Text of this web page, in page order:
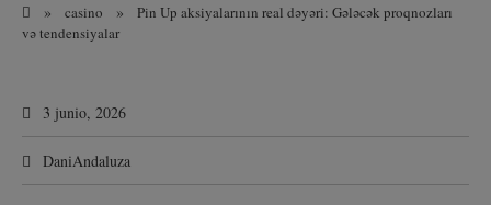
» casino »
Pin Up aksiyalarının real dəyəri: Gələcək proqnozları
və tendensiyalar
3 junio, 2026
DaniAndaluza